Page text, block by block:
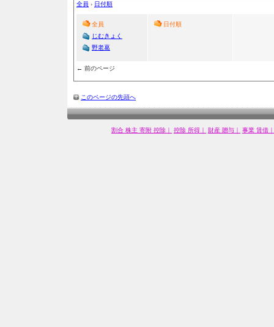
全員 › 日付順
全員
じむきょく
野老葛
日付順
← 前のページ
このページの先頭へ
割合 株主 寄附 控除｜ 控除 所得｜ 財産 贈与｜ 事業 賃借｜